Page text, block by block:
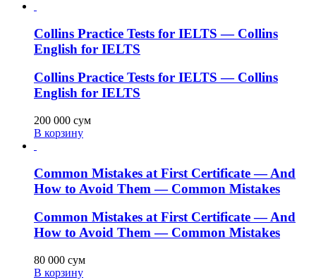
Collins Practice Tests for IELTS — Collins
English for IELTS
Collins Practice Tests for IELTS — Collins
English for IELTS
200 000 сум
В корзину
Common Mistakes at First Certificate — And
How to Avoid Them — Common Mistakes
Common Mistakes at First Certificate — And
How to Avoid Them — Common Mistakes
80 000 сум
В корзину